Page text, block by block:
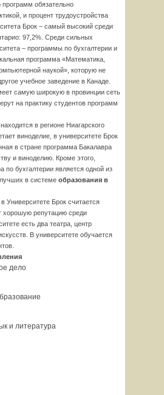
обязательно
и процент трудоустройства
Брок – самый высокий среди
97,2%. Среди сильных
– программы по бухгалтерии и
программа «Математика,
наукой», которую не
учебное заведение в Канаде.
самую широкую в провинции сеть
на практику студентов программ
в регионе Ниагарского
виноделие, в университете Брок
в стране программа Бакалавра
и виноделию. Кроме этого,
по бухгалтерии является одной из
в системе образования в
Университете Брок считается
хорошую репутацию среди
есть два театра, центр
В университете обучается
дело
и литература